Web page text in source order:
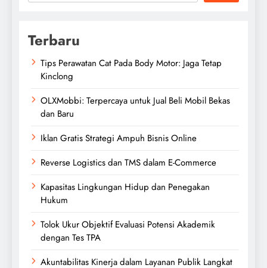
Terbaru
Tips Perawatan Cat Pada Body Motor: Jaga Tetap
Kinclong
OLXMobbi: Terpercaya untuk Jual Beli Mobil Bekas
dan Baru
Iklan Gratis Strategi Ampuh Bisnis Online
Reverse Logistics dan TMS dalam E-Commerce
Kapasitas Lingkungan Hidup dan Penegakan
Hukum
Tolok Ukur Objektif Evaluasi Potensi Akademik
dengan Tes TPA
Akuntabilitas Kinerja dalam Layanan Publik Langkat